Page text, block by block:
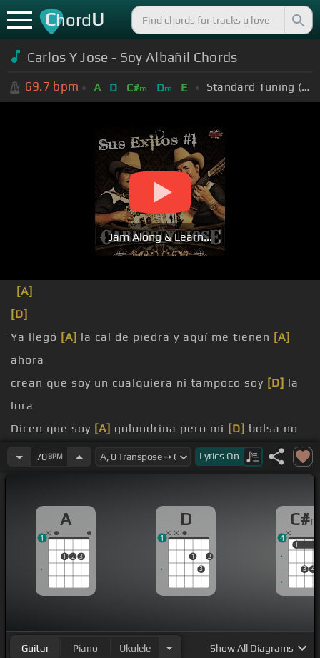
ChordU
Carlos Y Jose - Soy Albañil Chords
69.7 bpm A D C#m Dm E Standard Tuning (EADGBE)
Jam Along & Learn...
[A]
[D]
Ya llegó [A] la cal de piedra y aquí me tienen [A]
ahora
crean que soy un cualquiera ni tampoco soy [D] la
lora
Dicen que soy [A] golondrina pero mi [D] bolsa no
llora
si soy
A mi no me llora
el muerto ni me grita el
[Dm]
cantinero
Cuando una[A] copa yo presto es porque
traigo
dinero
70BPM Lyrics On
A
1 2 3
1
D
1
3
2
1
C#
1
3 4
1
4
Guitar Piano Ukulele ShowAll Diagrams